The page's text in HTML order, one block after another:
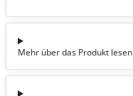
Mehr über das Produkt lesen